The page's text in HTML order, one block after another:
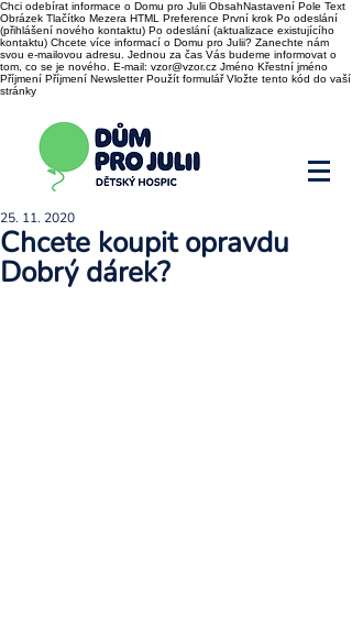
Chci odebírat informace o Domu pro Julii ObsahNastavení Pole Text
Obrázek Tlačítko Mezera HTML Preference První krok Po odeslání
(přihlášení nového kontaktu) Po odeslání (aktualizace existujícího
kontaktu) Chcete více informací o Domu pro Julii? Zanechte nám
svou e-mailovou adresu. Jednou za čas Vás budeme informovat o
tom, co se je nového. E-mail: vzor@vzor.cz Jméno Křestní jméno
Příjmení Příjmení Newsletter Použít formulář Vložte tento kód do vaší
stránky
Chcete koupit opravdu
Dobrý dárek?
25. 11. 2020